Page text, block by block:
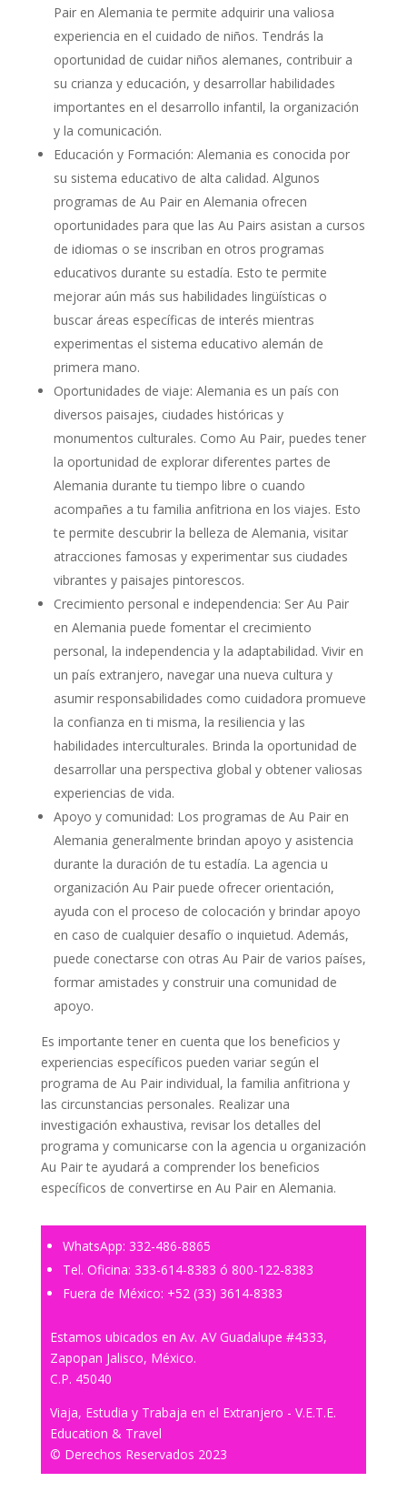
Pair en Alemania te permite adquirir una valiosa
experiencia en el cuidado de niños. Tendrás la
oportunidad de cuidar niños alemanes, contribuir a
su crianza y educación, y desarrollar habilidades
importantes en el desarrollo infantil, la organización
y la comunicación.
Educación y Formación: Alemania es conocida por
su sistema educativo de alta calidad. Algunos
programas de Au Pair en Alemania ofrecen
oportunidades para que las Au Pairs asistan a cursos
de idiomas o se inscriban en otros programas
educativos durante su estadía. Esto te permite
mejorar aún más sus habilidades lingüísticas o
buscar áreas específicas de interés mientras
experimentas el sistema educativo alemán de
primera mano.
Oportunidades de viaje: Alemania es un país con
diversos paisajes, ciudades históricas y
monumentos culturales. Como Au Pair, puedes tener
la oportunidad de explorar diferentes partes de
Alemania durante tu tiempo libre o cuando
acompañes a tu familia anfitriona en los viajes. Esto
te permite descubrir la belleza de Alemania, visitar
atracciones famosas y experimentar sus ciudades
vibrantes y paisajes pintorescos.
Crecimiento personal e independencia: Ser Au Pair
en Alemania puede fomentar el crecimiento
personal, la independencia y la adaptabilidad. Vivir en
un país extranjero, navegar una nueva cultura y
asumir responsabilidades como cuidadora promueve
la confianza en ti misma, la resiliencia y las
habilidades interculturales. Brinda la oportunidad de
desarrollar una perspectiva global y obtener valiosas
experiencias de vida.
Apoyo y comunidad: Los programas de Au Pair en
Alemania generalmente brindan apoyo y asistencia
durante la duración de tu estadía. La agencia u
organización Au Pair puede ofrecer orientación,
ayuda con el proceso de colocación y brindar apoyo
en caso de cualquier desafío o inquietud. Además,
puede conectarse con otras Au Pair de varios países,
formar amistades y construir una comunidad de
apoyo.
Es importante tener en cuenta que los beneficios y
experiencias específicos pueden variar según el
programa de Au Pair individual, la familia anfitriona y
las circunstancias personales. Realizar una
investigación exhaustiva, revisar los detalles del
programa y comunicarse con la agencia u organización
Au Pair te ayudará a comprender los beneficios
específicos de convertirse en Au Pair en Alemania.
WhatsApp: 332-486-8865
Tel. Oficina: 333-614-8383 ó 800-122-8383
Fuera de México: +52 (33) 3614-8383
Estamos ubicados en Av. AV Guadalupe #4333,
Zapopan Jalisco, México.
C.P. 45040
Viaja, Estudia y Trabaja en el Extranjero - V.E.T.E.
Education & Travel
© Derechos Reservados 2023